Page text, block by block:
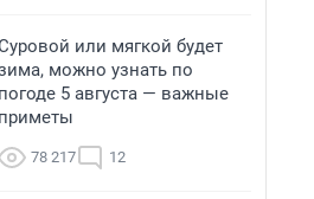
или мягкой будет
можно узнать по
погоде 5 августа — важные
приметы
78 217 12